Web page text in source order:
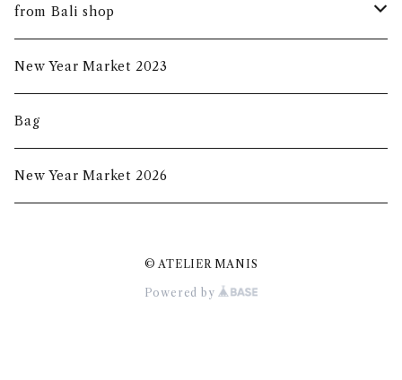
summer mask
indigo mask
batik mask
new arrival
harumanis
2020s/s
2020a/w
from Bali shop
skirf
New Year Market 2023
Bag
New Year Market 2026
© ATELIER MANIS
Powered by